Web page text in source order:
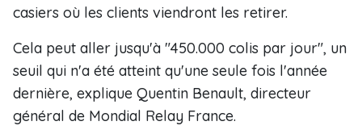
casiers où les clients viendront les retirer.
Cela peut aller jusqu'à "450.000 colis par jour", un
seuil qui n'a été atteint qu'une seule fois l'année
dernière, explique Quentin Benault, directeur
général de Mondial Relay France.